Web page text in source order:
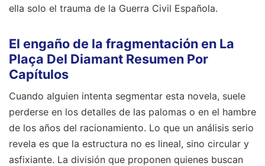
ella solo el trauma de la Guerra Civil Española.
El engaño de la fragmentación en La
Plaça Del Diamant Resumen Por
Capítulos
Cuando alguien intenta segmentar esta novela, suele
perderse en los detalles de las palomas o en el hambre
de los años del racionamiento. Lo que un análisis serio
revela es que la estructura no es lineal, sino circular y
asfixiante. La división que proponen quienes buscan